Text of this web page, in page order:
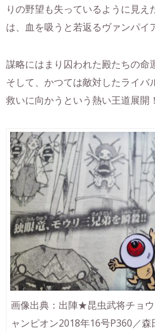
りの野望も失っているように見
は、血を吸うと若返るヴァンパイ
謀略にはまり囚われた殿たちの命
そして、かつては敵対したライバ
救いに向かうという熱い王道展開！
画像出典：出陣★昆虫武将チョ
ャンピオン2018年16号P360／森